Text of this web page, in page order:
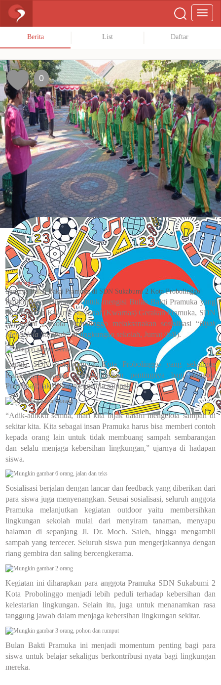
Berita List Daftar
0
2 years 'ago'
Serunya Bulan Bakti Pramuka di SDN Sukabumi 2 Kota Probolinggo
Probolinggo, Humas – Untuk mengisi Bulan Bakti Pramuka yang
dicanangkan Kwartir Nasional (Kwarnas) Gerakan Pramuka, SDN
Sukabumi 2 Kota Probolinggo melaksanakan sosialisasi “Bijak
Mengelola Sampah” di lingkungan sekolah, Jumat (9/8).
Kepala SDN Sukabumi 2 Kota Probolinggo yang sekaligus
Kamabigus, Riana, menyampaikan pentingnya bagi anggota
Pramuka bijak dalam mengelola sampah.
“Adik-adikku semua, mari kita bijak dalam mengelola sampah di
sekitar kita. Kita sebagai insan Pramuka harus bisa memberi contoh
kepada orang lain untuk tidak membuang sampah sembarangan
dan selalu menjaga kebersihan lingkungan,” ujarnya di hadapan
siswa.
Sosialisasi berjalan dengan lancar dan feedback yang diberikan dari
para siswa juga menyenangkan. Seusai sosialisasi, seluruh anggota
Pramuka melanjutkan kegiatan outdoor yaitu membersihkan
lingkungan sekolah mulai dari menyiram tanaman, menyapu
halaman di sepanjang Jl. Dr. Moch. Saleh, hingga mengambil
sampah yang tercecer. Seluruh siswa pun mengerjakannya dengan
riang gembira dan saling bercengkerama.
Kegiatan ini diharapkan para anggota Pramuka SDN Sukabumi 2
Kota Probolinggo menjadi lebih peduli terhadap kebersihan dan
kelestarian lingkungan. Selain itu, juga untuk menanamkan rasa
tanggung jawab dalam menjaga kebersihan lingkungan sekitar.
Bulan Bakti Pramuka ini menjadi momentum penting bagi para
siswa untuk belajar sekaligus berkontribusi nyata bagi lingkungan
mereka.